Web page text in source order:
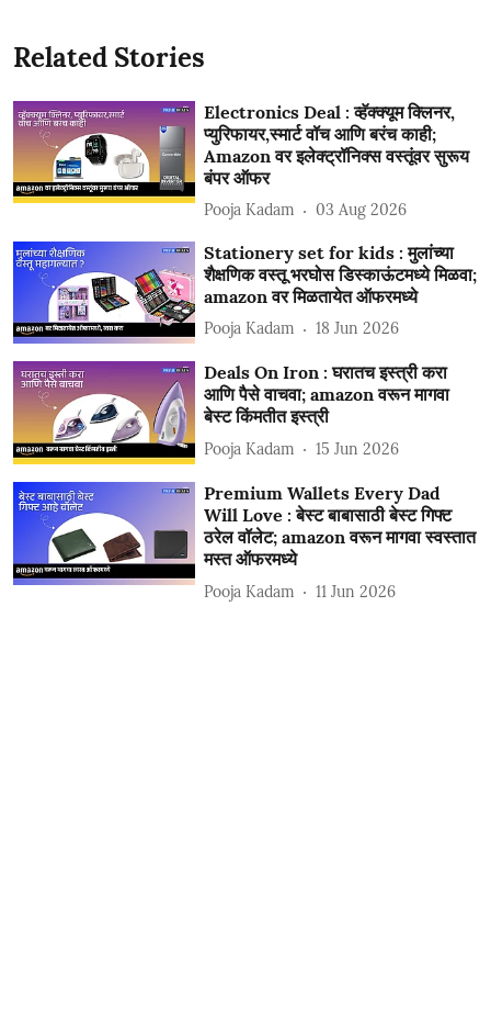
Related Stories
Electronics Deal : व्हॅक्क्यूम क्लिनर,
प्युरिफायर,स्मार्ट वॉच आणि बरंच काही;
Amazon वर इलेक्ट्रॉनिक्स वस्तूंवर सुरूय
बंपर ऑफर
Pooja Kadam 03 Aug 2026
Stationery set for kids : मुलांच्या
शैक्षणिक वस्तू भरघोस डिस्काऊंटमध्ये मिळवा;
amazon वर मिळतायेत ऑफरमध्ये
Pooja Kadam 18 Jun 2026
Deals On Iron : घरातच इस्त्री करा
आणि पैसे वाचवा; amazon वरून मागवा
बेस्ट किंमतीत इस्त्री
Pooja Kadam 15 Jun 2026
Premium Wallets Every Dad
Will Love : बेस्ट बाबासाठी बेस्ट गिफ्ट
ठरेल वॉलेट; amazon वरून मागवा स्वस्तात
मस्त ऑफरमध्ये
Pooja Kadam 11 Jun 2026